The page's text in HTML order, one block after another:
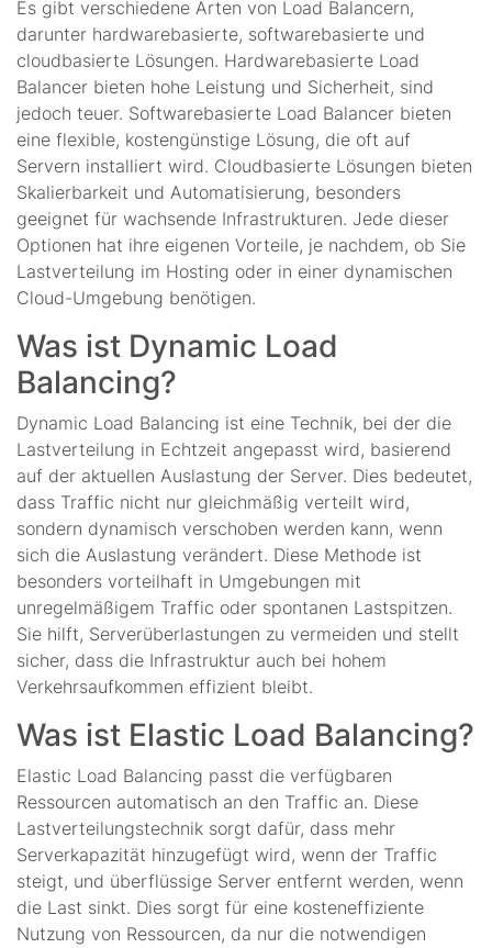
Es gibt verschiedene Arten von Load Balancern,
darunter hardwarebasierte, softwarebasierte und
cloudbasierte Lösungen. Hardwarebasierte Load
Balancer bieten hohe Leistung und Sicherheit, sind
jedoch teuer. Softwarebasierte Load Balancer bieten
eine flexible, kostengünstige Lösung, die oft auf
Servern installiert wird. Cloudbasierte Lösungen bieten
Skalierbarkeit und Automatisierung, besonders
geeignet für wachsende Infrastrukturen. Jede dieser
Optionen hat ihre eigenen Vorteile, je nachdem, ob Sie
Lastverteilung im Hosting oder in einer dynamischen
Cloud-Umgebung benötigen.
Was ist Dynamic Load
Balancing?
Dynamic Load Balancing ist eine Technik, bei der die
Lastverteilung in Echtzeit angepasst wird, basierend
auf der aktuellen Auslastung der Server. Dies bedeutet,
dass Traffic nicht nur gleichmäßig verteilt wird,
sondern dynamisch verschoben werden kann, wenn
sich die Auslastung verändert. Diese Methode ist
besonders vorteilhaft in Umgebungen mit
unregelmäßigem Traffic oder spontanen Lastspitzen.
Sie hilft, Serverüberlastungen zu vermeiden und stellt
sicher, dass die Infrastruktur auch bei hohem
Verkehrsaufkommen effizient bleibt.
Was ist Elastic Load Balancing?
Elastic Load Balancing passt die verfügbaren
Ressourcen automatisch an den Traffic an. Diese
Lastverteilungstechnik sorgt dafür, dass mehr
Serverkapazität hinzugefügt wird, wenn der Traffic
steigt, und überflüssige Server entfernt werden, wenn
die Last sinkt. Dies sorgt für eine kosteneffiziente
Nutzung von Ressourcen, da nur die notwendigen